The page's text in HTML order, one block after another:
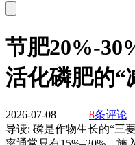
节肥20%-
活化磷肥的“
2026-07-08 8条评论
导读: 磷是作物生长的“三